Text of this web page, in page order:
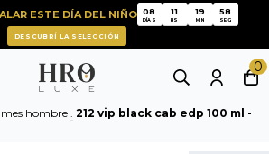
ESTE DÍA DEL NIÑO
08
08
DÍAS
11
11
HS
19
19
MIN
58
58
SEG
DESCUBRÍ LA SELECCIÓN
0
hombre 212 vip black cab edp 100 ml -